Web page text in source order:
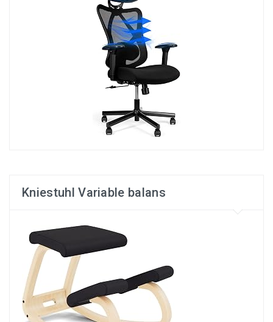
Kniestuhl Variable balans